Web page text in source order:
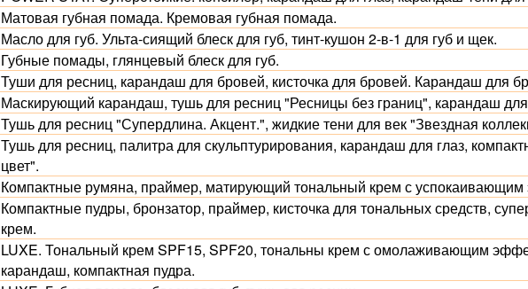
Матовая губная помада. Кремовая губная помада.
Масло для губ. Ульта-сиящий блеск для губ, тинт-кушон 2-в-1 для губ и щек.
Губные помады, глянцевый блеск для губ.
Туши для ресниц, карандаш для бровей, кисточка для бровей. Карандаш для
Маскирующий карандаш, тушь для ресниц "Ресницы без границ", карандаш
Тушь для ресниц "Супердлина. Акцент.", жидкие тени для век "Звездная
Тушь для ресниц, палитра для скульптурирования, карандаш для глаз,
цвет".
Компактные румяна, праймер, матирующий тональный крем с
Компактные пудры, бронзатор, праймер, кисточка для тональных средств,
крем.
LUXE. Тональный крем SPF15, SPF20, тональны крем с омолаживающим
карандаш, компактная пудра.